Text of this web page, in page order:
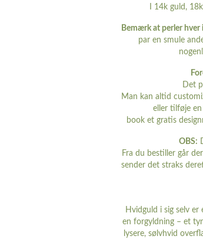
I 14k guld,
Bemærk at perler
par en smule
Det
Man kan altid
eller tilføje
book et gratis
OBS:
Fra du bestiller går
sender det straks
Hvidguld i sig selv
en forgyldning – et
lysere, sølvhvid